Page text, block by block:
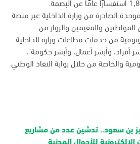
الصادرة من وزارة الداخلية عبر منصة
والمقيمين والزوار من
من خدمات قطاعات وزارة الداخلية
أفراد، وأبشر أعمال، وأبشر حكومة"،
والخاصة من خلال بوابة النفاذ الوطني
بن سعود.. تدشين عدد من مشاريع
للأحوال المدنية